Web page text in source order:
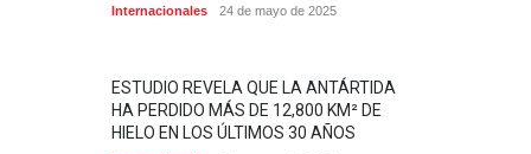
Internacionales 24 de mayo de 2025
ESTUDIO REVELA QUE LA ANTÁRTIDA
HA PERDIDO MÁS DE 12,800 KM² DE
HIELO EN LOS ÚLTIMOS 30 AÑOS